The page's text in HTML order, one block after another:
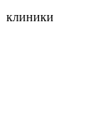
клиники